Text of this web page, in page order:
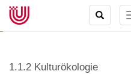
TOGGLE
SEARCH
1.1.2 Kulturökologie